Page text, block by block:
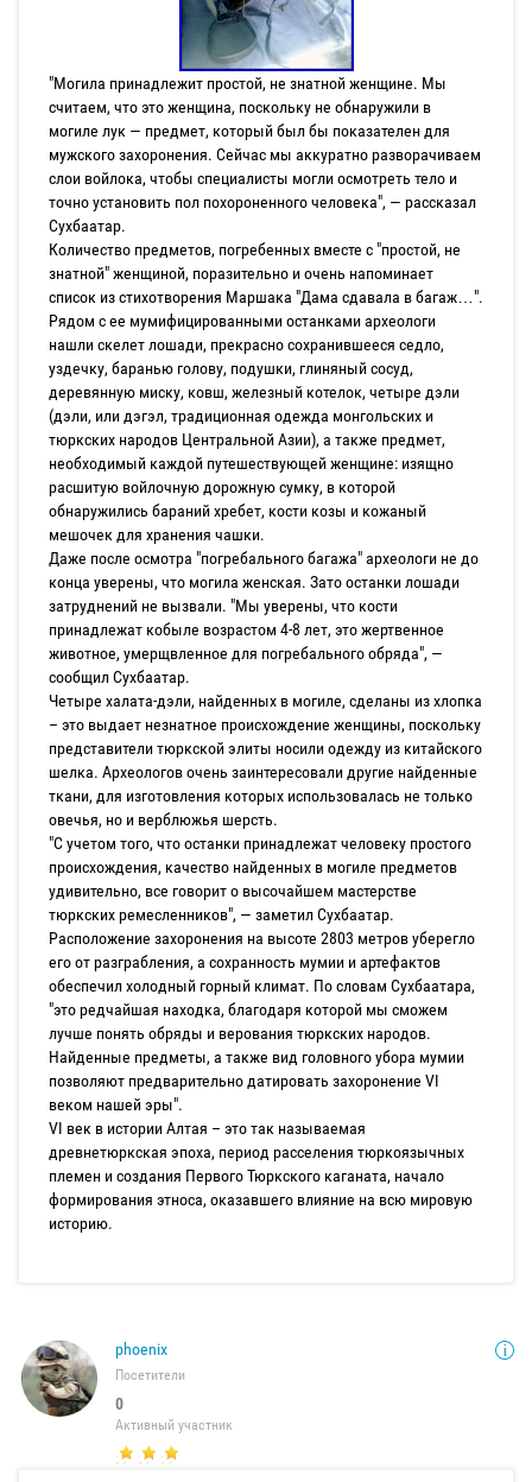
"Могила принадлежит простой, не знатной женщине. Мы
считаем, что это женщина, поскольку не обнаружили в
могиле лук — предмет, который был бы показателен для
мужского захоронения. Сейчас мы аккуратно разворачиваем
слои войлока, чтобы специалисты могли осмотреть тело и
точно установить пол похороненного человека", — рассказал
Сухбаатар.
Количество предметов, погребенных вместе с "простой, не
знатной" женщиной, поразительно и очень напоминает
список из стихотворения Маршака "Дама сдавала в багаж…".
Рядом с ее мумифицированными останками археологи
нашли скелет лошади, прекрасно сохранившееся седло,
уздечку, баранью голову, подушки, глиняный сосуд,
деревянную миску, ковш, железный котелок, четыре дэли
(дэли, или дэгэл, традиционная одежда монгольских и
тюркских народов Центральной Азии), а также предмет,
необходимый каждой путешествующей женщине: изящно
расшитую войлочную дорожную сумку, в которой
обнаружились бараний хребет, кости козы и кожаный
мешочек для хранения чашки.
Даже после осмотра "погребального багажа" археологи не до
конца уверены, что могила женская. Зато останки лошади
затруднений не вызвали. "Мы уверены, что кости
принадлежат кобыле возрастом 4-8 лет, это жертвенное
животное, умерщвленное для погребального обряда", —
сообщил Сухбаатар.
Четыре халата-дэли, найденных в могиле, сделаны из хлопка
– это выдает незнатное происхождение женщины, поскольку
представители тюркской элиты носили одежду из китайского
шелка. Археологов очень заинтересовали другие найденные
ткани, для изготовления которых использовалась не только
овечья, но и верблюжья шерсть.
"С учетом того, что останки принадлежат человеку простого
происхождения, качество найденных в могиле предметов
удивительно, все говорит о высочайшем мастерстве
тюркских ремесленников", — заметил Сухбаатар.
Расположение захоронения на высоте 2803 метров уберегло
его от разграбления, а сохранность мумии и артефактов
обеспечил холодный горный климат. По словам Сухбаатара,
"это редчайшая находка, благодаря которой мы сможем
лучше понять обряды и верования тюркских народов.
Найденные предметы, а также вид головного убора мумии
позволяют предварительно датировать захоронение VI
веком нашей эры".
VI век в истории Алтая – это так называемая
древнетюркская эпоха, период расселения тюркоязычных
племен и создания Первого Тюркского каганата, начало
формирования этноса, оказавшего влияние на всю мировую
историю.
phoenix
Посетители
0
Активный участник